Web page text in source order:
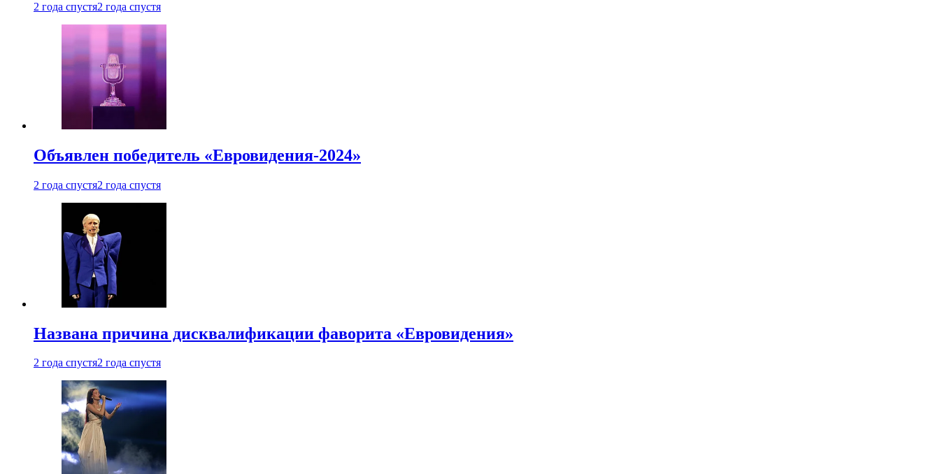
2 года спустя2 года спустя
Объявлен победитель «Евровидения-2024»
2 года спустя2 года спустя
Названа причина дисквалификации фаворита «Евровидения»
2 года спустя2 года спустя